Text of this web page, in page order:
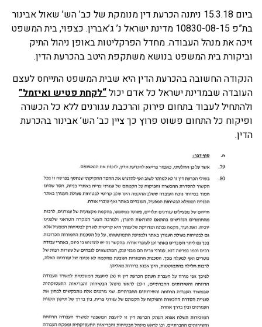
ביום 15.3.18 ניתנה הכרעת דין מנומקת של כב’ הש’ שאול אבינור
בת”פ 10830-08-15 מדינת ישראל נ’ ג’אברין. כצפוי, בית המשפט
זיכה את מנהל העבודה. מחדל הפרקליטות באופן ניהול התיק
וביקורת בית המשפט בנושא משתקפת היטב בהכרעת הדין.
הנקודה החשובה בהכרעת הדין היא שבית המשפט התייחס לעצם
העובדה שבמדינת ישראל כל אדם יכול“לקחת פטיש ואיזמל”
ולהתחיל לעבוד בתחום פירוק והרכבת עגורנים ללא כל הכשרה
ופיקוח כל התחום פשוט פרוץ כך ציין כב’ הש’ אבינור בהכרעת
הדין.